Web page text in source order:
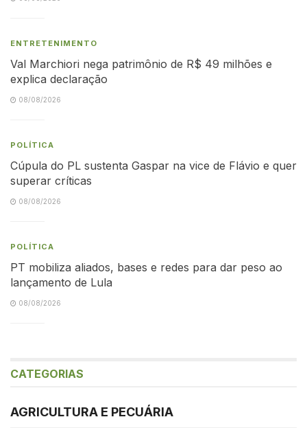
ENTRETENIMENTO
Val Marchiori nega patrimônio de R$ 49 milhões e
explica declaração
08/08/2026
POLÍTICA
Cúpula do PL sustenta Gaspar na vice de Flávio e quer
superar críticas
08/08/2026
POLÍTICA
PT mobiliza aliados, bases e redes para dar peso ao
lançamento de Lula
08/08/2026
CATEGORIAS
AGRICULTURA E PECUÁRIA